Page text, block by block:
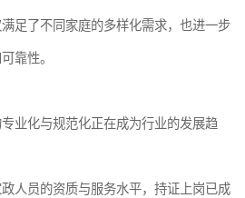
足了不同家庭的多样化需求，也进一步
靠性。
业化与规范化正在成为行业的发展趋
人员的资质与服务水平，持证上岗已成